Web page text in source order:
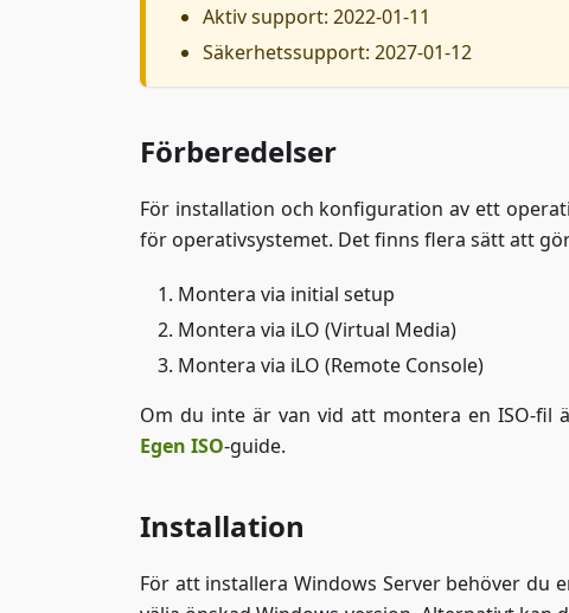
Aktiv support: 2022-01-11
Säkerhetssupport: 2027-01-12
Förberedelser
För installation och konfiguration av ett
för operativsystemet. Det finns flera sätt att
Montera via initial setup
Montera via iLO (Virtual Media)
Montera via iLO (Remote Console)
Om du inte är van vid att montera en ISO-
Egen ISO-guide.
Installation
För att installera Windows Server behöver du